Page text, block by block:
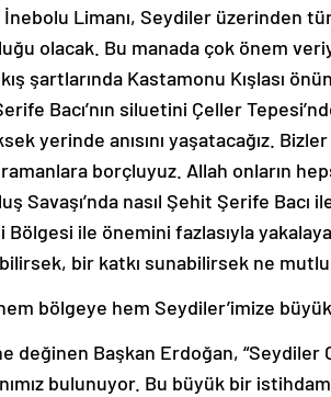
İnebolu Limanı, Seydiler üzerinden
olacak. Bu manada çok önem
şartlarında Kastamonu Kışlası
Bacı’nın siluetini Çeller
yerinde anısını yaşatacağız.
borçluyuz. Allah onların
Savaşı’nda nasıl Şehit Şerife Bacı
Bölgesi ile önemini fazlasıyla
bir katkı sunabilirsek ne
bölgeye hem Seydiler’imize
değinen Başkan Erdoğan,
bulunuyor. Bu büyük bir